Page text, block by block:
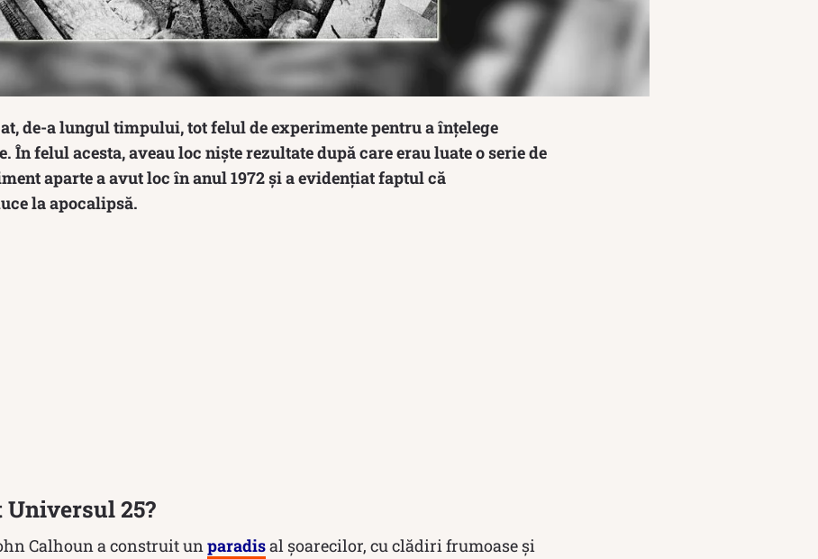
de-a lungul timpului, tot felul de experimente pentru a înțelege
În felul acesta, aveau loc niște rezultate după care erau luate o serie de
aparte a avut loc în anul 1972 și a evidențiat faptul că
la apocalipsă.
Universul 25?
Calhoun a construit unparadisal șoarecilor, cu clădiri frumoase și